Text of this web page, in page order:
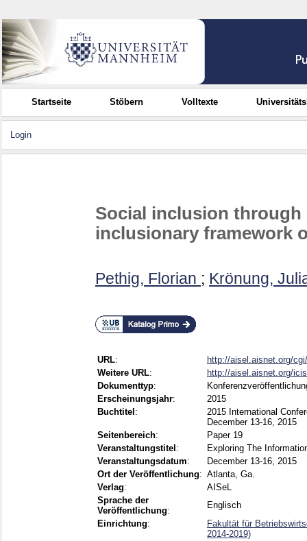
Startseite Stöbern Volltexte
Login
Social inclusion through
inclusionary framework
Pethig, Florian ; Krönung,
URL:
http://aisel.aisnet.org/
Weitere URL:
http://aisel.aisnet.org/
Dokumenttyp:
Erscheinungsjahr:
2015
Buchtitel :
2015 International
December 13-16, 2015
Seitenbereich:
Paper 19
Veranstaltungstitel :
Exploring The
Veranstaltungsdatum:
December 13-16, 2015
Ort der Veröffentlichung: Atlanta, Ga.
Verlag:
AISeL
Sprache der
Veröffentlichung:
Englisch
Einrichtung:
Fakultät für
2014-2019)